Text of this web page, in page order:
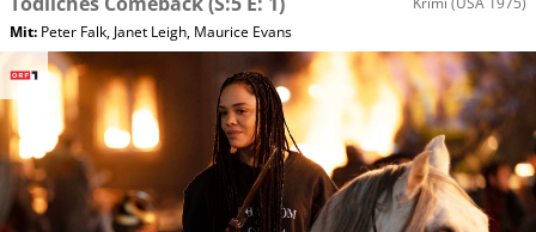
Mit: Peter Falk, Janet Leigh, Maurice Evans